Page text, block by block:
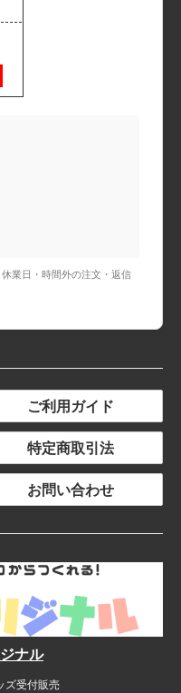
業日・時間外の注文・返信
ご利用ガイド
特定商取引法
お問い合わせ
ナル
ズ受付販売